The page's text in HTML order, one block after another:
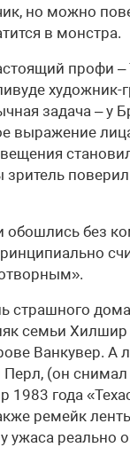
но можно
в монстра.
профи –
художник-
задача – у
выражение
обошлись без
страшного
семьи
Ванкувер. А
Перл, (он
1983 года
ремейк
ужаса реально